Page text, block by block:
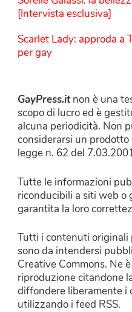
[Intervista esclusiva]
Scarlet Lady: approda a
per gay
GayPress.itnon è una
scopo di lucro ed è
alcuna periodicità. Non
considerarsi un
legge n. 62 del
Tutte le informazioni
riconducibili a siti web o
garantita la loro
Tutti i contenuti
sono da intendersi
Creative Commons. Ne
riproduzione citandone
diffondere liberamente i
utilizzando i feed RSS.